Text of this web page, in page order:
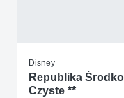
Disney
Republika
Czyste **